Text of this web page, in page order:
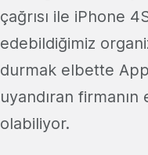
çağrısı ile iPhone
edebildiğimiz
durmak elbette
uyandıran
olabiliyor.